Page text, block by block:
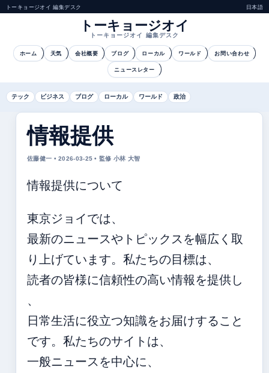
トーキョージオイ 編集デスク 日本語
トーキョージオイ
トーキョージオイ 編集デスク
ホーム 天気 会社概要 ブログ ローカル ワールド お問い合わせ
ニュースレター
テック ビジネス ブログ ローカル ワールド 政治
情報提供
佐藤健一 • 2026-03-25 • 監修 小林 大智
情報提供について
東京ジョイでは、
最新のニュースやトピックスを幅広く取
り上げています。私たちの目標は、
読者の皆様に信頼性の高い情報を提供し
、
日常生活に役立つ知識をお届けすること
です。私たちのサイトは、
一般ニュースを中心に、